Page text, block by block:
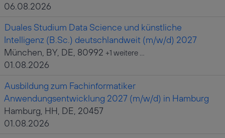
06.08.2026
Duales Studium Data Science und künstliche
Intelligenz (B.Sc.) deutschlandweit (m/w/d) 2027
München, BY, DE, 80992 +1 weitere …
01.08.2026
Ausbildung zum Fachinformatiker
Anwendungsentwicklung 2027 (m/w/d) in Hamburg
Hamburg, HH, DE, 20457
01.08.2026